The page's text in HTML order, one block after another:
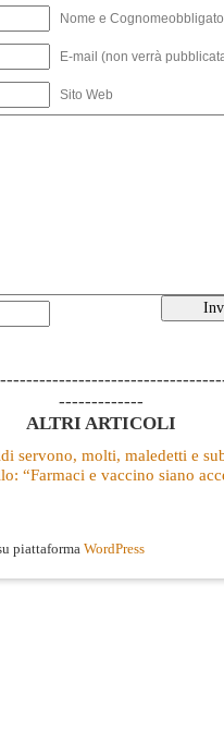
Nome e
E-mail (non verrà
Sito Web
-------------
ALTRI ARTICOLI
servono, molti, maledetti e
“Farmaci e vaccino siano
piattaforma WordPress